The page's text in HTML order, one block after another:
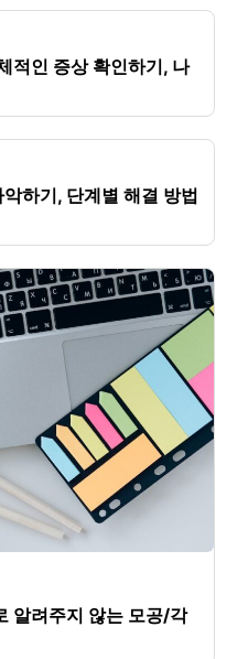
적인 증상 확인하기, 나
하기, 단계별 해결 방법
알려주지 않는 모공/각